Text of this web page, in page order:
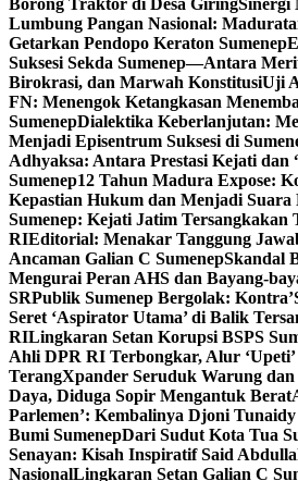
Borong Traktor di Desa GiringSinergi
Lumbung Pangan Nasional:
Getarkan Pendopo Keraton Sumenep
Suksesi Sekda Sumenep—Antara
Birokrasi, dan Marwah KonstitusiUji
FN: Menengok Ketangkasan
SumenepDialektika Keberlanjutan:
Menjadi Episentrum Suksesi di
Adhyaksa: Antara Prestasi Kejati dan
Sumenep12 Tahun Madura Expose:
Kepastian Hukum dan Menjadi Suara
Sumenep: Kejati Jatim Tersangkakan
RIEditorial: Menakar Tanggung
Ancaman Galian C SumenepSkandal
Mengurai Peran AHS dan Bayang-
SRPublik Sumenep Bergolak:
Seret ‘Aspirator Utama’ di Balik
RILingkaran Setan Korupsi BSPS
Ahli DPR RI Terbongkar, Alur
TerangXpander Seruduk Warung
Daya, Diduga Sopir Mengantuk Berat
Parlemen’: Kembalinya Djoni
Bumi SumenepDari Sudut Kota Tua
Senayan: Kisah Inspiratif Said
NasionalLingkaran Setan Galian C